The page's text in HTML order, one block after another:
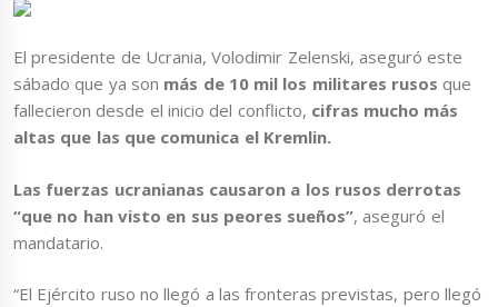
El presidente de Ucrania, Volodimir Zelenski, aseguró este
sábado que ya son más de 10 mil los militares rusos que
fallecieron desde el inicio del conflicto, cifras mucho más
altas que las que comunica el Kremlin.
Las fuerzas ucranianas causaron a los rusos derrotas
“que no han visto en sus peores sueños”, aseguró el
mandatario.
“El Ejército ruso no llegó a las fronteras previstas, pero llegó